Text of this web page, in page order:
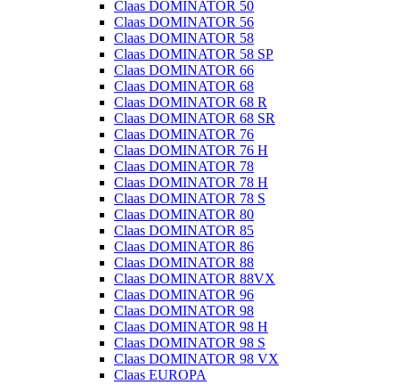
Claas DOMINATOR 50
Claas DOMINATOR 56
Claas DOMINATOR 58
Claas DOMINATOR 58 SP
Claas DOMINATOR 66
Claas DOMINATOR 68
Claas DOMINATOR 68 R
Claas DOMINATOR 68 SR
Claas DOMINATOR 76
Claas DOMINATOR 76 H
Claas DOMINATOR 78
Claas DOMINATOR 78 H
Claas DOMINATOR 78 S
Claas DOMINATOR 80
Claas DOMINATOR 85
Claas DOMINATOR 86
Claas DOMINATOR 88
Claas DOMINATOR 88VX
Claas DOMINATOR 96
Claas DOMINATOR 98
Claas DOMINATOR 98 H
Claas DOMINATOR 98 S
Claas DOMINATOR 98 VX
Claas EUROPA